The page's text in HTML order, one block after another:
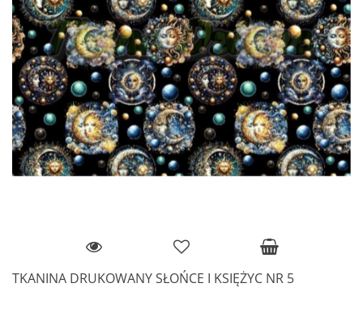
TKANINA DRUKOWANY SŁOŃCE I KSIĘŻYC NR 5